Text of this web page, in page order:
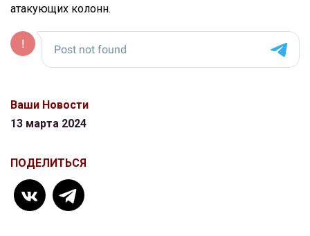
атакующих колонн.
Ваши Новости
13 марта 2024
ПОДЕЛИТЬСЯ